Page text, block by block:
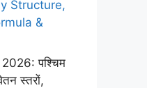
Structure,
&
पश्चिम
स्तरों,